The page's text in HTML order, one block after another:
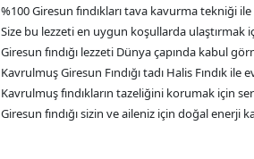
%100 Giresun fındıkları tava kavurma tekniği
Size bu lezzeti en uygun koşullarda ulaştırmak
Giresun fındığı lezzeti Dünya çapında kabul
Kavrulmuş Giresun Fındığı tadı Halis Fındık ile
Kavrulmuş fındıkların tazeliğini korumak için
Giresun fındığı sizin ve aileniz için doğal